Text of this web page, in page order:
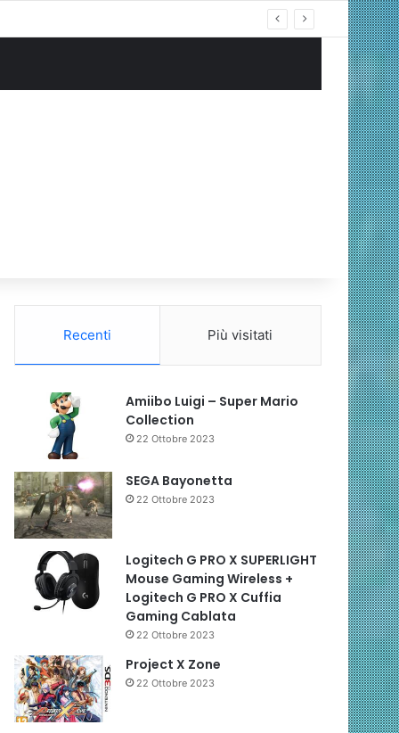
Recenti Più visitati
Amiibo Luigi – Super Mario
Collection
22 Ottobre 2023
SEGA Bayonetta
22 Ottobre 2023
Logitech G PRO X SUPERLIGHT
Mouse Gaming Wireless +
Logitech G PRO X Cuffia
Gaming Cablata
22 Ottobre 2023
Project X Zone
22 Ottobre 2023